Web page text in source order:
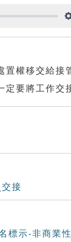
置權移交給接
定要將工作交
接
標示-非商業